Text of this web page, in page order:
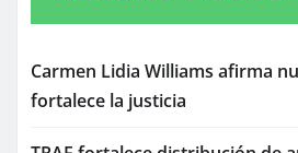
Carmen Lidia Williams afirma
fortalece la justicia